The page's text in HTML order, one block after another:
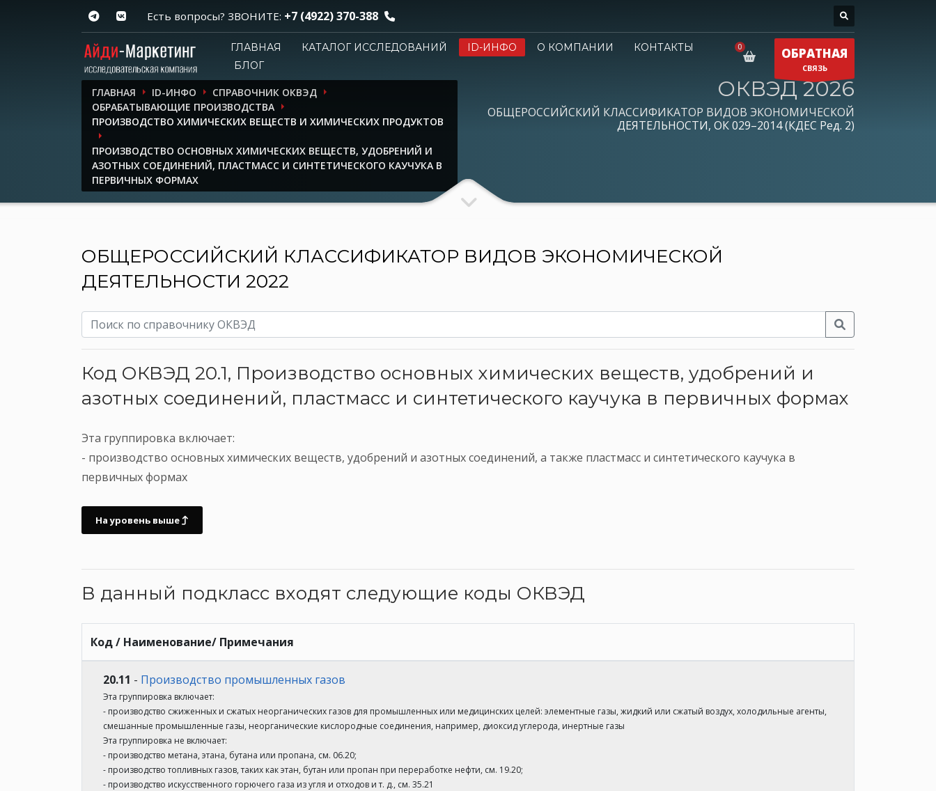
Есть вопросы? ЗВОНИТЕ: +7 (4922) 370-388
ГЛАВНАЯ КАТАЛОГ ИССЛЕДОВАНИЙ ID-ИНФО О КОМПАНИИ
КОНТАКТЫ
БЛОГ
ОБРАТНАЯ
СВЯЗЬ
ГЛАВНАЯ ID-ИНФО
СПРАВОЧНИК ОКВЭД
ОБРАБАТЫВАЮЩИЕ ПРОИЗВОДСТВА
ПРОИЗВОДСТВО ХИМИЧЕСКИХ ВЕЩЕСТВ И ХИМИЧЕСКИХ ПРОДУКТОВ
ПРОИЗВОДСТВО ОСНОВНЫХ ХИМИЧЕСКИХ ВЕЩЕСТВ, УДОБРЕНИЙ И
АЗОТНЫХ СОЕДИНЕНИЙ, ПЛАСТМАСС И СИНТЕТИЧЕСКОГО КАУЧУКА В
ПЕРВИЧНЫХ ФОРМАХ
ОКВЭД 2026
ОБЩЕРОССИЙСКИЙ КЛАССИФИКАТОР ВИДОВ ЭКОНОМИЧЕСКОЙ
ДЕЯТЕЛЬНОСТИ, ОК 029–2014 (КДЕС Ред. 2)
ОБЩЕРОССИЙСКИЙ КЛАССИФИКАТОР ВИДОВ ЭКОНОМИЧЕСКОЙ
ДЕЯТЕЛЬНОСТИ 2022
Код ОКВЭД 20.1, Производство основных химических веществ, удобрений и
азотных соединений, пластмасс и синтетического каучука в первичных формах
Эта группировка включает:
- производство основных химических веществ, удобрений и азотных соединений, а также пластмасс и синтетического каучука в
первичных формах
На уровень выше
В данный подкласс входят следующие коды ОКВЭД
Код / Наименование/ Примечания
20.11 - Производство промышленных газов
Эта группировка включает:
- производство сжиженных и сжатых неорганических газов для промышленных или медицинских целей: элементные газы, жидкий или сжатый воздух, холодильные агенты,
смешанные промышленные газы, неорганические кислородные соединения, например, диоксид углерода, инертные газы
Эта группировка не включает:
- производство метана, этана, бутана или пропана, см. 06.20;
- производство топливных газов, таких как этан, бутан или пропан при переработке нефти, см. 19.20;
- производство искусственного горючего газа из угля и отходов и т. д., см. 35.21